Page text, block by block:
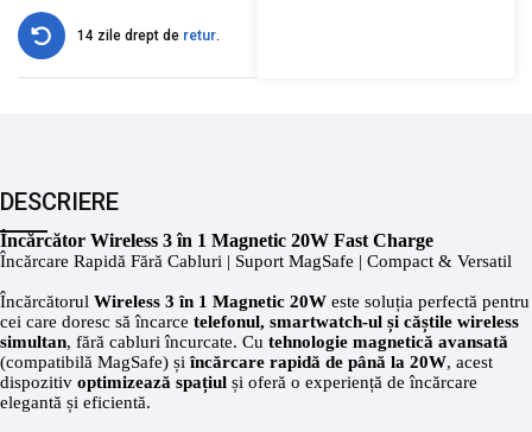
14 zile drept de retur.
DESCRIERE
Încărcător Wireless 3 în 1 Magnetic 20W Fast Charge
Încărcare Rapidă Fără Cabluri | Suport MagSafe | Compact & Versatil
Încărcătorul Wireless 3 în 1 Magnetic 20W este soluția perfectă pentru
cei care doresc să încarce telefonul, smartwatch-ul și căștile wireless
simultan, fără cabluri încurcate. Cu tehnologie magnetică avansată
(compatibilă MagSafe) și încărcare rapidă de până la 20W, acest
dispozitiv optimizează spațiul și oferă o experiență de încărcare
elegantă și eficientă.